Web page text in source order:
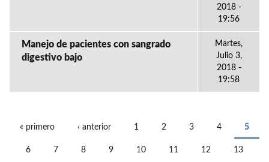
2018 -
19:56
Manejo de pacientes con sangrado
digestivo bajo
Martes,
Julio 3,
2018 -
19:58
« primero ‹ anterior 1 2 3 4 5
6 7 8 9 10 11 12 13